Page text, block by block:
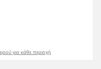
για κάθε περιοχή